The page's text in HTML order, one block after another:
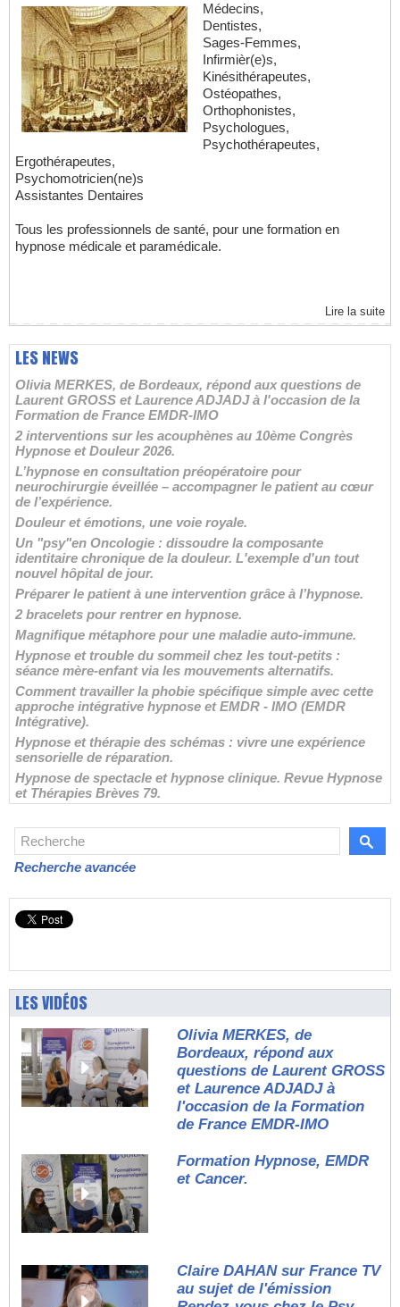
Médecins,
Dentistes,
Sages-Femmes,
Infirmièr(e)s,
Kinésithérapeutes,
Ostéopathes,
Orthophonistes,
Psychologues,
Psychothérapeutes,
Ergothérapeutes,
Psychomotricien(ne)s
Assistantes Dentaires
Tous les professionnels de santé, pour une formation en
hypnose médicale et paramédicale.
Lire la suite
LES NEWS
Olivia MERKES, de Bordeaux, répond aux questions de
Laurent GROSS et Laurence ADJADJ à l'occasion de la
Formation de France EMDR-IMO
2 interventions sur les acouphènes au 10ème Congrès
Hypnose et Douleur 2026.
L’hypnose en consultation préopératoire pour
neurochirurgie éveillée – accompagner le patient au cœur
de l’expérience.
Douleur et émotions, une voie royale.
Un "psy"en Oncologie : dissoudre la composante
identitaire chronique de la douleur. L'exemple d'un tout
nouvel hôpital de jour.
Préparer le patient à une intervention grâce à l’hypnose.
2 bracelets pour rentrer en hypnose.
Magnifique métaphore pour une maladie auto-immune.
Hypnose et trouble du sommeil chez les tout-petits :
séance mère-enfant via les mouvements alternatifs.
Comment travailler la phobie spécifique simple avec cette
approche intégrative hypnose et EMDR - IMO (EMDR
Intégrative).
Hypnose et thérapie des schémas : vivre une expérience
sensorielle de réparation.
Hypnose de spectacle et hypnose clinique. Revue Hypnose
et Thérapies Brèves 79.
Recherche avancée
LES VIDÉOS
Olivia MERKES, de
Bordeaux, répond aux
questions de Laurent GROSS
et Laurence ADJADJ à
l'occasion de la Formation
de France EMDR-IMO
Formation Hypnose, EMDR
et Cancer.
Claire DAHAN sur France TV
au sujet de l'émission